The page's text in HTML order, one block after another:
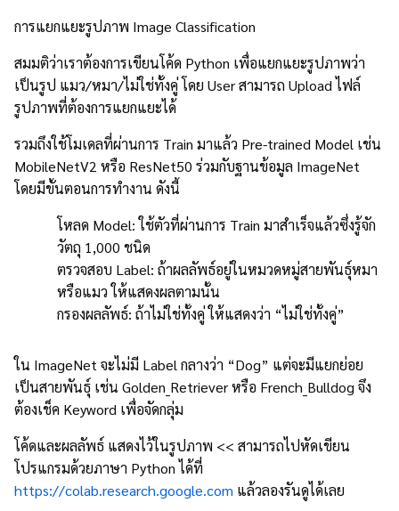
การแยกแยะรูปภาพ Image Classification
สมมติว่าเราต้องการเขียนโค้ด Python เพื่อแยกแยะรูปภาพว่า
เป็นรูป แมว/หมา/ไม่ใช่ทั้งคู่ โดย User สามารถ Upload ไฟล์
รูปภาพที่ต้องการแยกแยะได้
รวมถึงใช้โมเดลที่ผ่านการ Train มาแล้ว Pre-trained Model เช่น
MobileNetV2 หรือ ResNet50 ร่วมกับฐานข้อมูล ImageNet
โดยมีขั้นตอนการทำงาน ดังนี้
โหลด Model: ใช้ตัวที่ผ่านการ Train มาสำเร็จแล้วซึ่งรู้จัก
วัตถุ 1,000 ชนิด
ตรวจสอบ Label: ถ้าผลลัพธ์อยู่ในหมวดหมู่สายพันธุ์หมา
หรือแมว ให้แสดงผลตามนั้น
กรองผลลัพธ์: ถ้าไม่ใช่ทั้งคู่ ให้แสดงว่า “ไม่ใช่ทั้งคู่”
ใน ImageNet จะไม่มี Label กลางว่า “Dog” แต่จะมีแยกย่อย
เป็นสายพันธุ์ เช่น Golden_Retriever หรือ French_Bulldog จึง
ต้องเช็ค Keyword เพื่อจัดกลุ่ม
โค้ดและผลลัพธ์ แสดงไว้ในรูปภาพ << สามารถไปหัดเขียน
โปรแกรมด้วยภาษา Python ได้ที่
https://colab.research.google.com แล้วลองรันดูได้เลย